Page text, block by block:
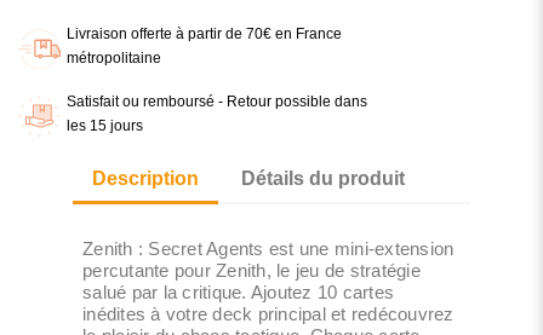
Livraison offerte à partir de 70€ en France
métropolitaine
Satisfait ou remboursé - Retour possible dans
les 15 jours
Description Détails du produit
Zenith : Secret Agents est une mini-extension
percutante pour Zenith, le jeu de stratégie
salué par la critique. Ajoutez 10 cartes
inédites à votre deck principal et redécouvrez